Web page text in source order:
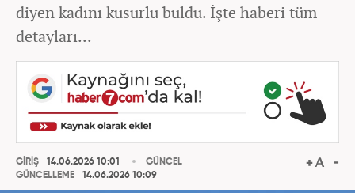
diyen kadını kusurlu buldu. İşte haberi tüm
detayları...
GİRİŞ
14.06.2026 10:01
GÜNCELLEME
14.06.2026 10:09
GÜNCEL